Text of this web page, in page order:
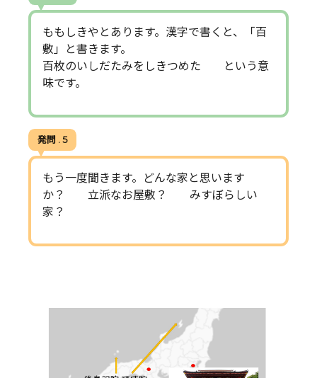
ももしきやとあります。漢字で書くと、「百
敷」と書きます。
百枚のいしだたみをしきつめた という意
味です。
発問 . 5
もう一度聞きます。どんな家と思います
か？ 立派なお屋敷？ みすぼらしい
家？